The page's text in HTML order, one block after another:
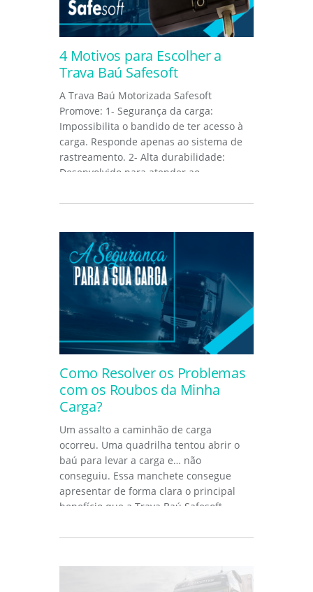
4 Motivos para Escolher a
Trava Baú Safesoft
A Trava Baú Motorizada Safesoft
Promove: 1- Segurança da carga:
Impossibilita o bandido de ter acesso à
carga. Responde apenas ao sistema de
rastreamento. 2- Alta durabilidade:
Desenvolvido para atender ao
Como Resolver os Problemas
com os Roubos da Minha
Carga?
Um assalto a caminhão de carga
ocorreu. Uma quadrilha tentou abrir o
baú para levar a carga e… não
conseguiu. Essa manchete consegue
apresentar de forma clara o principal
benefício que a Trava Baú Safesoft...